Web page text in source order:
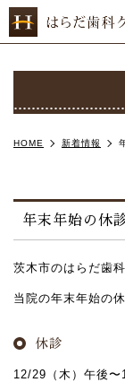
HOME 新着情報
年末年始の休
茨木市のはらだ歯
当院の年末年始の
休診
12/29（木）午後〜